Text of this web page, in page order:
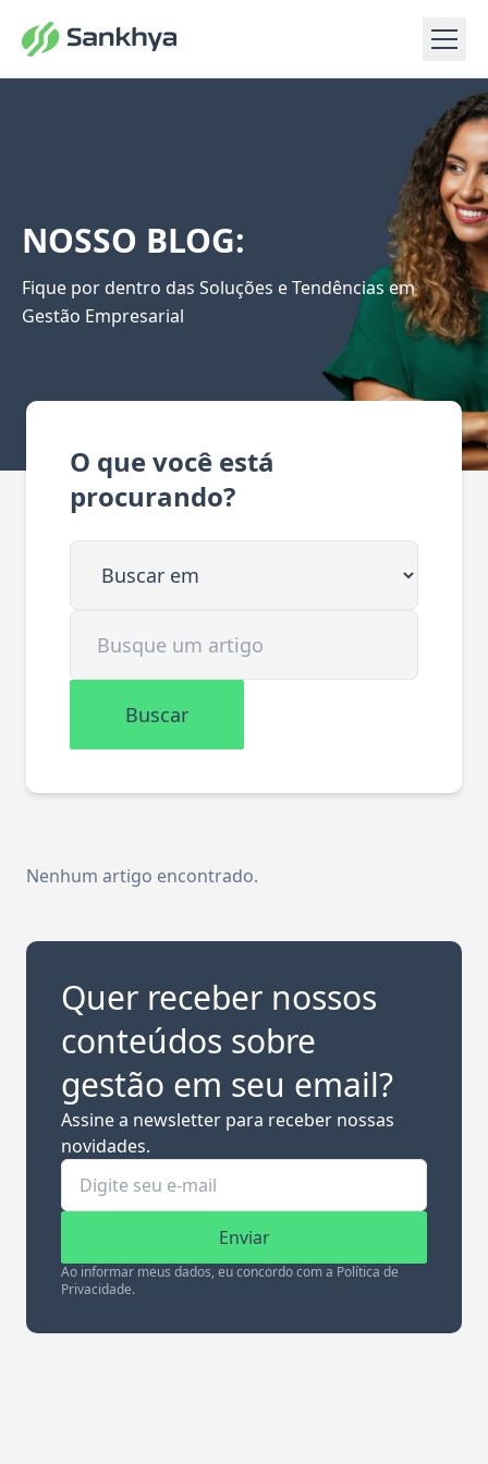
NOSSO BLOG:
Fique por dentro das Soluções e Tendências em
Gestão Empresarial
O que você está
procurando?
Buscar
Nenhum artigo encontrado.
Quer receber nossos
conteúdos sobre
gestão em seu email?
Assine a newsletter para receber nossas
novidades.
Enviar
Ao informar meus dados, eu concordo com a Política de
Privacidade.